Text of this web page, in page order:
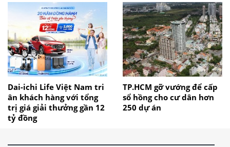
Dai-ichi Life Việt Nam tri
ân khách hàng với tổng
trị giá giải thưởng gần 12
tỷ đồng
TP.HCM gỡ vướng để cấp
sổ hồng cho cư dân hơn
250 dự án